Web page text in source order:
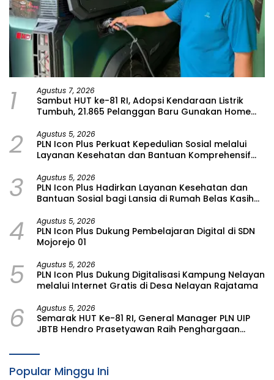
1 Agustus 7, 2026
Sambut HUT ke-81 RI, Adopsi Kendaraan Listrik
Tumbuh, 21.865 Pelanggan Baru Gunakan Home
2 Agustus 5, 2026
PLN Icon Plus Perkuat Kepedulian Sosial melalui
Layanan Kesehatan dan Bantuan Komprehensif
3 Agustus 5, 2026
PLN Icon Plus Hadirkan Layanan Kesehatan dan
Bantuan Sosial bagi Lansia di Rumah Belas Kasih
4 Agustus 5, 2026
PLN Icon Plus Dukung Pembelajaran Digital di SDN
Mojorejo 01
5 Agustus 5, 2026
PLN Icon Plus Dukung Digitalisasi Kampung Nelayan
melalui Internet Gratis di Desa Nelayan Rajatama
6 Agustus 5, 2026
Semarak HUT Ke-81 RI, General Manager PLN UIP
JBTB Hendro Prasetyawan Raih Penghargaan
Popular Minggu Ini